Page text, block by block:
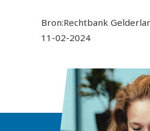
Bron:Rechtbank
11-02-2024